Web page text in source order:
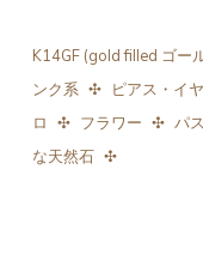
K14GF (gold filled ゴー
ンク系
ピアス・イ
ロ
フラワー パ
な天然石